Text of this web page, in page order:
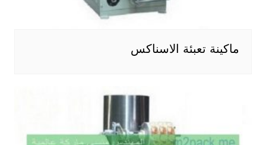
ماكينة تعبئة الاسناكس